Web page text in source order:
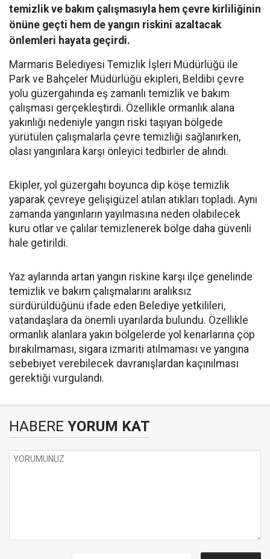
temizlik ve bakım çalışmasıyla hem çevre kirliliğinin
önüne geçti hem de yangın riskini azaltacak
önlemleri hayata geçirdi.
Marmaris Belediyesi Temizlik İşleri Müdürlüğü ile
Park ve Bahçeler Müdürlüğü ekipleri, Beldibi çevre
yolu güzergahında eş zamanlı temizlik ve bakım
çalışması gerçekleştirdi. Özellikle ormanlık alana
yakınlığı nedeniyle yangın riski taşıyan bölgede
yürütülen çalışmalarla çevre temizliği sağlanırken,
olası yangınlara karşı önleyici tedbirler de alındı.
Ekipler, yol güzergahı boyunca dip köşe temizlik
yaparak çevreye gelişigüzel atılan atıkları topladı. Aynı
zamanda yangınların yayılmasına neden olabilecek
kuru otlar ve çalılar temizlenerek bölge daha güvenli
hale getirildi.
Yaz aylarında artan yangın riskine karşı ilçe genelinde
temizlik ve bakım çalışmalarını aralıksız
sürdürüldüğünü ifade eden Belediye yetkilileri,
vatandaşlara da önemli uyarılarda bulundu. Özellikle
ormanlık alanlara yakın bölgelerde yol kenarlarına çöp
bırakılmaması, sigara izmariti atılmaması ve yangına
sebebiyet verebilecek davranışlardan kaçınılması
gerektiği vurgulandı.
HABERE YORUM KAT